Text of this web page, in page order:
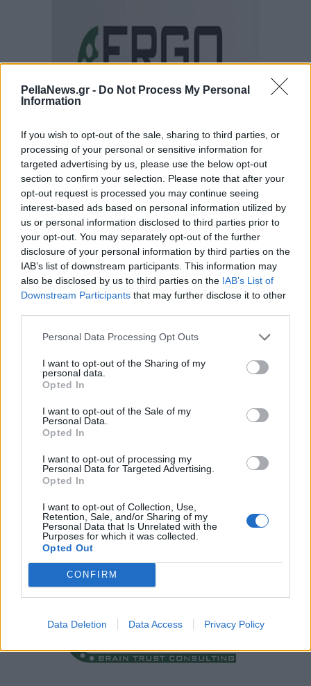
PellaNews.gr - Do Not Process My Personal
Information
If you wish to opt-out of the sale, sharing to third parties, or
processing of your personal or sensitive information for
targeted advertising by us, please use the below opt-out
section to confirm your selection. Please note that after your
opt-out request is processed you may continue seeing
interest-based ads based on personal information utilized by
us or personal information disclosed to third parties prior to
your opt-out. You may separately opt-out of the further
disclosure of your personal information by third parties on the
IAB’s list of downstream participants. This information may
also be disclosed by us to third parties on the IAB’s List of
Downstream Participants that may further disclose it to other
Personal Data Processing Opt Outs
I want to opt-out of the Sharing of my
personal data.
Opted In
I want to opt-out of the Sale of my
Personal Data.
Opted In
I want to opt-out of processing my
Personal Data for Targeted Advertising.
Opted In
I want to opt-out of Collection, Use,
Retention, Sale, and/or Sharing of my
Personal Data that Is Unrelated with the
Purposes for which it was collected.
Opted Out
CONFIRM
Data Deletion Data Access Privacy Policy